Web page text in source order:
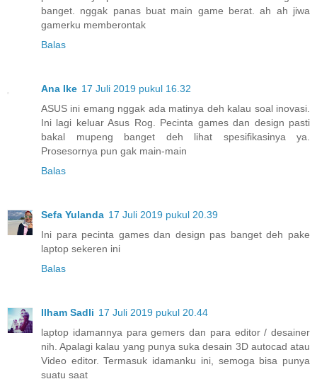
banget. nggak panas buat main game berat. ah ah jiwa
gamerku memberontak
Balas
Ana Ike 17 Juli 2019 pukul 16.32
ASUS ini emang nggak ada matinya deh kalau soal inovasi.
Ini lagi keluar Asus Rog. Pecinta games dan design pasti
bakal mupeng banget deh lihat spesifikasinya ya.
Prosesornya pun gak main-main
Balas
Sefa Yulanda 17 Juli 2019 pukul 20.39
Ini para pecinta games dan design pas banget deh pake
laptop sekeren ini
Balas
Ilham Sadli 17 Juli 2019 pukul 20.44
laptop idamannya para gemers dan para editor / desainer
nih. Apalagi kalau yang punya suka desain 3D autocad atau
Video editor. Termasuk idamanku ini, semoga bisa punya
suatu saat